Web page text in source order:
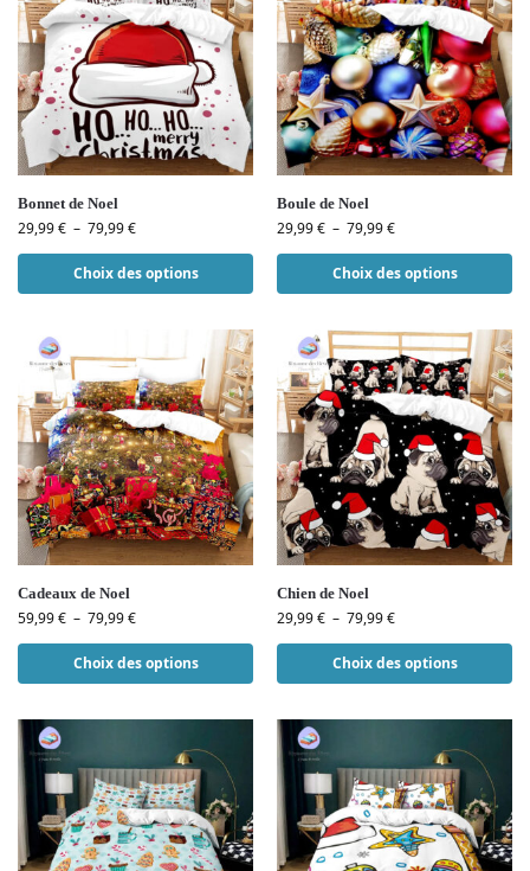
Bonnet de Noel
29,99€ – 79,99€
Choix des options
Boule de Noel
29,99€ – 79,99€
Choix des options
Cadeaux de Noel
59,99€ – 79,99€
Choix des options
Chien de Noel
29,99€ – 79,99€
Choix des options